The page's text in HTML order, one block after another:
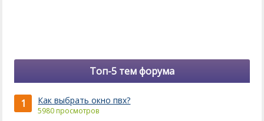
Топ-5 тем форума
1 Как выбрать окно пвх?
5980 просмотров